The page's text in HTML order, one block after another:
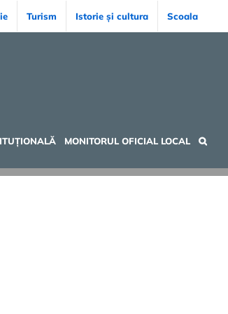
Turism Istorie și cultura Scoala
MONITORUL OFICIAL LOCAL